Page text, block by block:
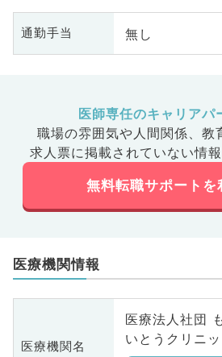
通勤手当 無し
医師専任のキャリアパ
職場の雰囲気や人間関係、 教
求人票に掲載されていない情報
無料転職サポートを
医療機関情報
医療機関名
医療法人社団
いとうクリニッ